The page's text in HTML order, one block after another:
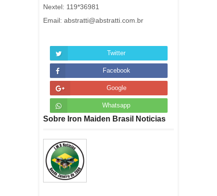
Nextel: 119*36981
Email: abstratti@abstratti.com.br
Twitter
Facebook
Google
Whatsapp
Sobre Iron Maiden Brasil Noticias